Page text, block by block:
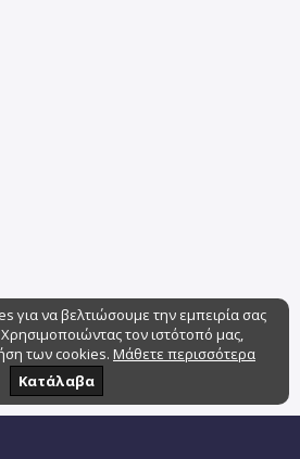
για να βελτιώσουμε την εμπειρία σας
τον ιστότοπό μας,
των cookies. Μάθετε περισσότερα
Κατάλαβα